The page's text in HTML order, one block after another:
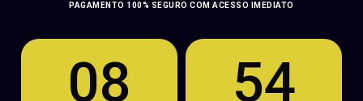
PAGAMENTO 100% SEGURO COM ACESSO IMEDIATO
08 54